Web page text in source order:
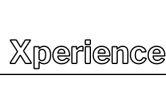
Xperience